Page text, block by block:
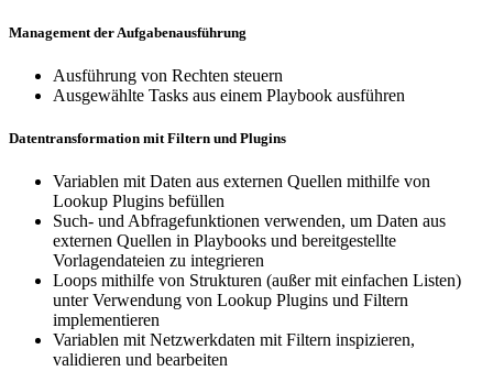
Management der Aufgabenausführung
Ausführung von Rechten steuern
Ausgewählte Tasks aus einem Playbook ausführen
Datentransformation mit Filtern und Plugins
Variablen mit Daten aus externen Quellen mithilfe von
Lookup Plugins befüllen
Such- und Abfragefunktionen verwenden, um Daten aus
externen Quellen in Playbooks und bereitgestellte
Vorlagendateien zu integrieren
Loops mithilfe von Strukturen (außer mit einfachen Listen)
unter Verwendung von Lookup Plugins und Filtern
implementieren
Variablen mit Netzwerkdaten mit Filtern inspizieren,
validieren und bearbeiten